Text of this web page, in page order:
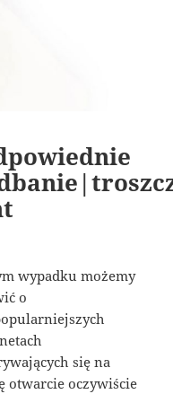
wypadku możemy
o
się na
otwarcie oczywiście